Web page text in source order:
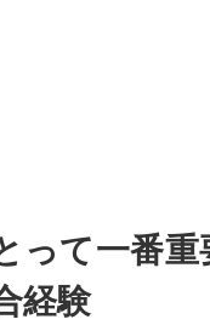
って一番重
経験